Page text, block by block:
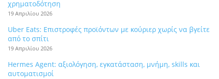
χρηματοδότηση
19 Απριλίου 2026
Uber Eats: Επιστροφές προϊόντων με κούριερ χωρίς να βγείτε
από το σπίτι
19 Απριλίου 2026
Hermes Agent: αξιολόγηση, εγκατάσταση, μνήμη, skills και
αυτοματισμοί